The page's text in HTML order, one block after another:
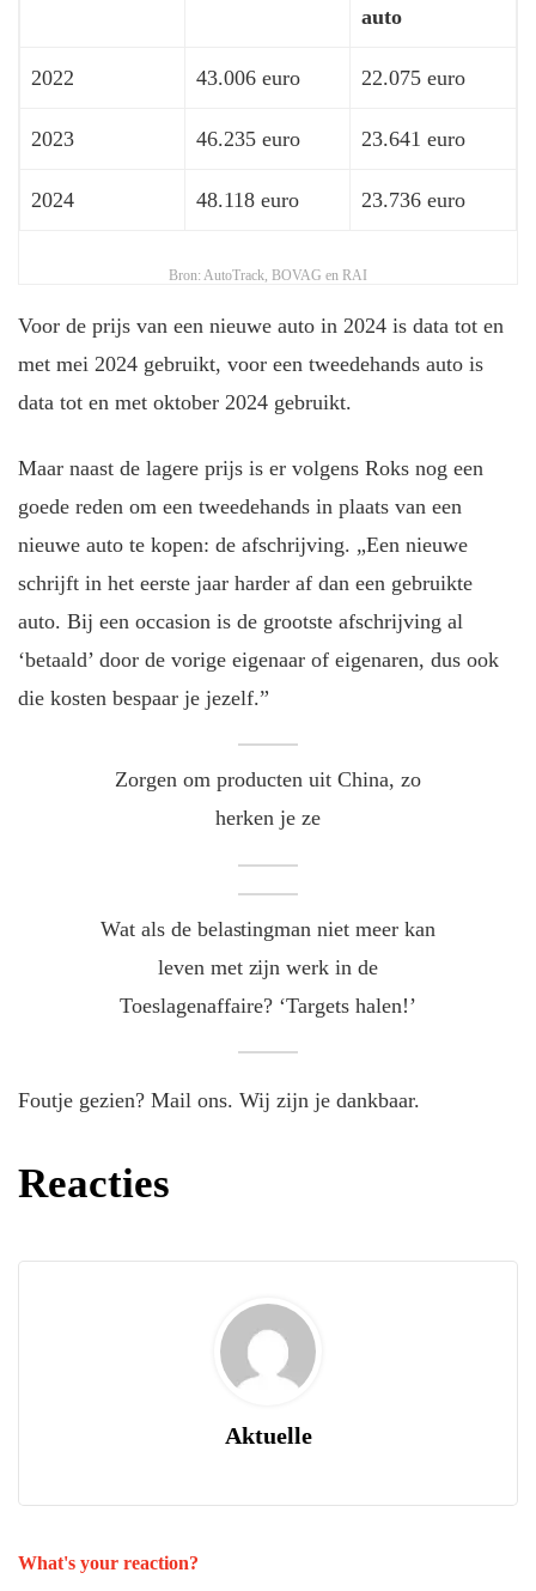
auto
2022 43.006 euro 22.075 euro
2023 46.235 euro 23.641 euro
2024 48.118 euro 23.736 euro
Bron: AutoTrack, BOVAG en RAI
Voor de prijs van een nieuwe auto in 2024 is data tot en
met mei 2024 gebruikt, voor een tweedehands auto is
data tot en met oktober 2024 gebruikt.
Maar naast de lagere prijs is er volgens Roks nog een
goede reden om een tweedehands in plaats van een
nieuwe auto te kopen: de afschrijving. „Een nieuwe
schrijft in het eerste jaar harder af dan een gebruikte
auto. Bij een occasion is de grootste afschrijving al
‘betaald’ door de vorige eigenaar of eigenaren, dus ook
die kosten bespaar je jezelf.”
Zorgen om producten uit China, zo
herken je ze
Wat als de belastingman niet meer kan
leven met zijn werk in de
Toeslagenaffaire? ‘Targets halen!’
Foutje gezien? Mail ons. Wij zijn je dankbaar.
Reacties
Aktuelle
What's your reaction?